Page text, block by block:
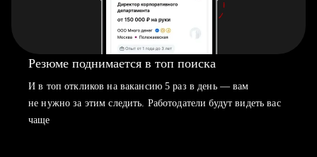
Резюме поднимается в топ поиска
И в топ откликов на вакансию 5 раз в день — вам
не нужно за этим следить. Работодатели будут видеть вас
чаще